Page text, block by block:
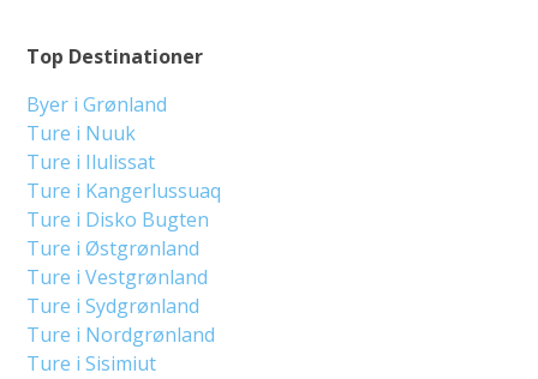
Top Destinationer
Byer i Grønland
Ture i Nuuk
Ture i Ilulissat
Ture i Kangerlussuaq
Ture i Disko Bugten
Ture i Østgrønland
Ture i Vestgrønland
Ture i Sydgrønland
Ture i Nordgrønland
Ture i Sisimiut